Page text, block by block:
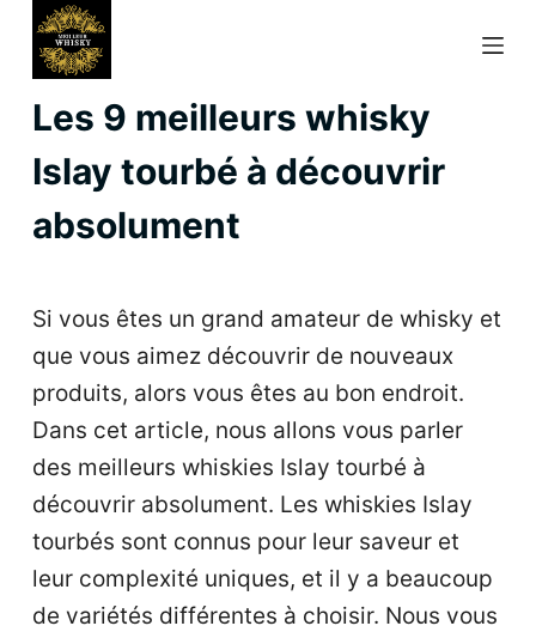
P
s
e
c
o
n
e
n
u
Les 9 meilleurs whisky
Islay tourbé à découvrir
absolument
Si vous êtes un grand amateur de whisky et
que vous aimez découvrir de nouveaux
produits, alors vous êtes au bon endroit.
Dans cet article, nous allons vous parler
des meilleurs whiskies Islay tourbé à
découvrir absolument. Les whiskies Islay
tourbés sont connus pour leur saveur et
leur complexité uniques, et il y a beaucoup
de variétés différentes à choisir. Nous vous